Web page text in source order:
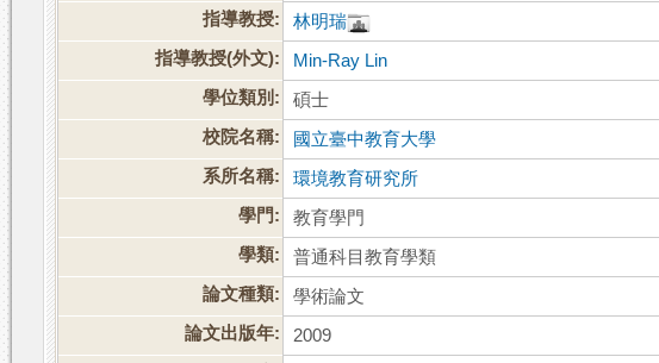
指導教授:
林明瑞
指導教授(外文):
Min-Ray Lin
學位類別:
碩士
校院名稱:
國立臺中教育大學
系所名稱:
環境教育研究所
學門:
教育學門
學類:
普通科目教育學類
論文種類:
學術論文
論文出版年:
2009